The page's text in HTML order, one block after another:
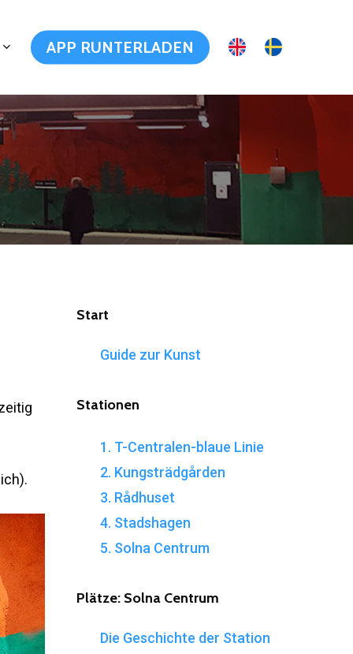
APP RUNTERLADEN
Start
Guide zur Kunst
Stationen
1. T-Centralen-blaue Linie
2. Kungsträdgården
3. Rådhuset
4. Stadshagen
5. Solna Centrum
Plätze: Solna Centrum
Die Geschichte der Station